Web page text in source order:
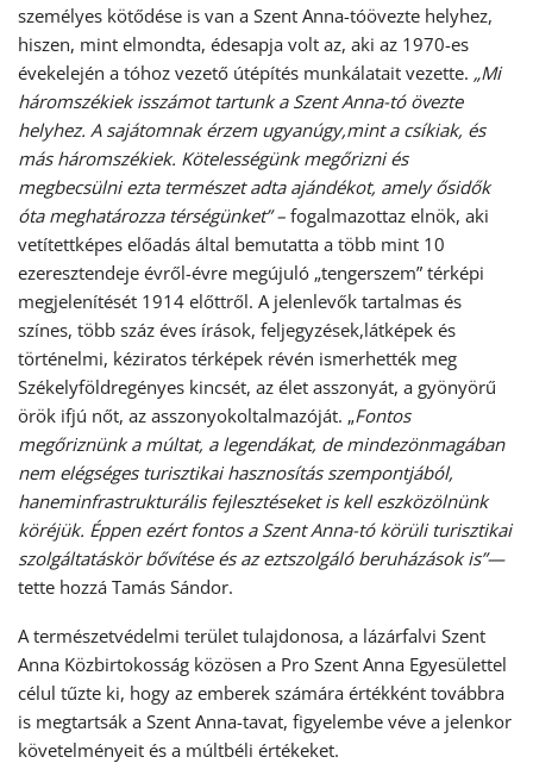
személyes kötődése is van a Szent Anna-tóövezte helyhez,
hiszen, mint elmondta, édesapja volt az, aki az 1970-es
évekelején a tóhoz vezető útépítés munkálatait vezette. „Mi
háromszékiek isszámot tartunk a Szent Anna-tó övezte
helyhez. A sajátomnak érzem ugyanúgy,mint a csíkiak, és
más háromszékiek. Kötelességünk megőrizni és
megbecsülni ezta természet adta ajándékot, amely ősidők
óta meghatározza térségünket” – fogalmazottaz elnök, aki
vetítettképes előadás által bemutatta a több mint 10
ezeresztendeje évről-évre megújuló „tengerszem” térképi
megjelenítését 1914 előttről. A jelenlevők tartalmas és
színes, több száz éves írások, feljegyzések,látképek és
történelmi, kéziratos térképek révén ismerhették meg
Székelyföldregényes kincsét, az élet asszonyát, a gyönyörű
örök ifjú nőt, az asszonyokoltalmazóját. „Fontos
megőriznünk a múltat, a legendákat, de mindezönmagában
nem elégséges turisztikai hasznosítás szempontjából,
haneminfrastrukturális fejlesztéseket is kell eszközölnünk
köréjük. Éppen ezért fontos a Szent Anna-tó körüli turisztikai
szolgáltatáskör bővítése és az eztszolgáló beruházások is”—
tette hozzá Tamás Sándor.
A természetvédelmi terület tulajdonosa, a lázárfalvi Szent
Anna Közbirtokosság közösen a Pro Szent Anna Egyesülettel
célul tűzte ki, hogy az emberek számára értékként továbbra
is megtartsák a Szent Anna-tavat, figyelembe véve a jelenkor
követelményeit és a múltbéli értékeket.